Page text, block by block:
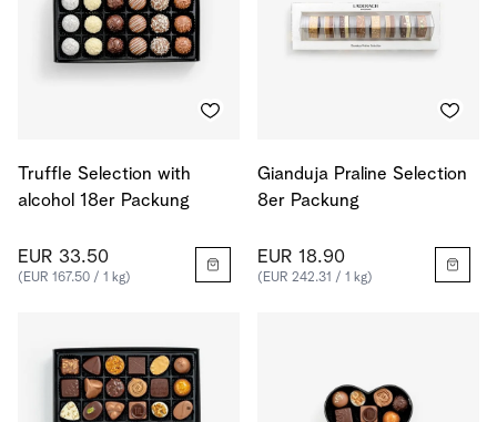
Truffle Selection with
alcohol 18er Packung
EUR 33.50
(EUR 167.50 / 1 kg)
Gianduja Praline Selection
8er Packung
EUR 18.90
(EUR 242.31 / 1 kg)